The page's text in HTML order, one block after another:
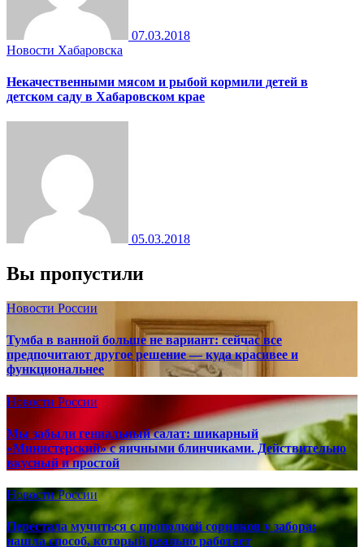
07.03.2018
Новости Хабаровска
Некачественными мясом и рыбой кормили детей в
детском саду в Хабаровском крае
05.03.2018
Вы пропустили
Новости России
Тумба в ванной больше не вариант: сейчас все
предпочитают другое решение — куда красивее и
функциональнее
Новости России
Мы забыли гениальный салат: шикарный
«Министерский» с яичными блинчиками. Действительно
вкусный и простой
Новости России
Перестала мучиться с прополкой сорняков у забора:
нашла способ, который реально работает